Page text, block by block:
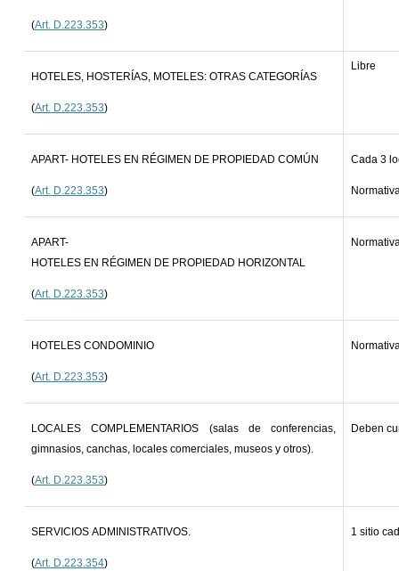
(Art. D.223.353)
HOTELES, HOSTERÍAS, MOTELES: OTRAS CATEGORÍAS
(Art. D.223.353)
Libre
APART- HOTELES EN RÉGIMEN DE PROPIEDAD COMÚN
(Art. D.223.353)
Cada 3
APART-
HOTELES EN RÉGIMEN DE PROPIEDAD HORIZONTAL
(Art. D.223.353)
HOTELES CONDOMINIO
(Art. D.223.353)
LOCALES COMPLEMENTARIOS (salas de conferencias,
gimnasios, canchas, locales comerciales, museos y otros).
(Art. D.223.353)
Deben
SERVICIOS ADMINISTRATIVOS.
(Art. D.223.354)
1 sitio